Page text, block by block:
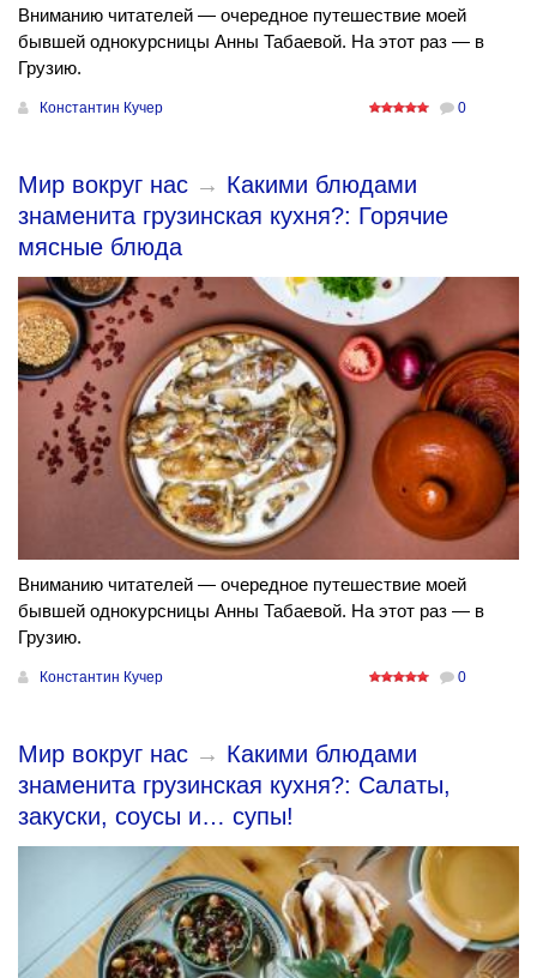
Вниманию читателей — очередное путешествие моей
бывшей однокурсницы Анны Табаевой. На этот раз — в
Грузию.
Константин Кучер 0
Мир вокруг нас → Какими блюдами
знаменита грузинская кухня?: Горячие
мясные блюда
Вниманию читателей — очередное путешествие моей
бывшей однокурсницы Анны Табаевой. На этот раз — в
Грузию.
Константин Кучер 0
Мир вокруг нас → Какими блюдами
знаменита грузинская кухня?: Салаты,
закуски, соусы и… супы!